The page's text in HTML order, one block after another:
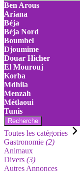
Ben Arous
Ariana
Béja
Béja Nord
Boumhel
Djoumime
Douar Hicher
El Mourouj
Korba
Mdhila
Menzah
Métlaoui
Tunis
Recherche
Toutes les catégories
Gastronomie (2)
Animaux
Divers (3)
Autres Annonces